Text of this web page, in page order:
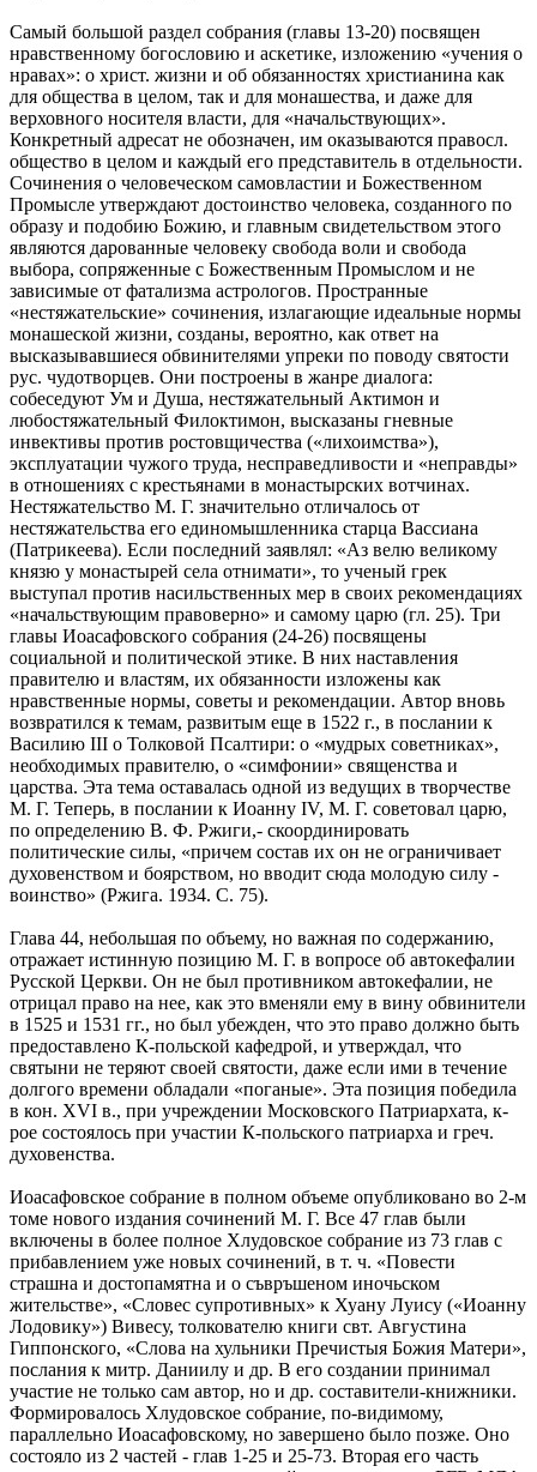
Самый большой раздел собрания (главы 13-20) посвящен
нравственному богословию и аскетике, изложению «учения о
нравах»: о христ. жизни и об обязанностях христианина как
для общества в целом, так и для монашества, и даже для
верховного носителя власти, для «начальствующих».
Конкретный адресат не обозначен, им оказываются правосл.
общество в целом и каждый его представитель в отдельности.
Сочинения о человеческом самовластии и Божественном
Промысле утверждают достоинство человека, созданного по
образу и подобию Божию, и главным свидетельством этого
являются дарованные человеку свобода воли и свобода
выбора, сопряженные с Божественным Промыслом и не
зависимые от фатализма астрологов. Пространные
«нестяжательские» сочинения, излагающие идеальные нормы
монашеской жизни, созданы, вероятно, как ответ на
высказывавшиеся обвинителями упреки по поводу святости
рус. чудотворцев. Они построены в жанре диалога:
собеседуют Ум и Душа, нестяжательный Актимон и
любостяжательный Филоктимон, высказаны гневные
инвективы против ростовщичества («лихоимства»),
эксплуатации чужого труда, несправедливости и «неправды»
в отношениях с крестьянами в монастырских вотчинах.
Нестяжательство М. Г. значительно отличалось от
нестяжательства его единомышленника старца Вассиана
(Патрикеева). Если последний заявлял: «Аз велю великому
князю у монастырей села отнимати», то ученый грек
выступал против насильственных мер в своих рекомендациях
«начальствующим правоверно» и самому царю (гл. 25). Три
главы Иоасафовского собрания (24-26) посвящены
социальной и политической этике. В них наставления
правителю и властям, их обязанности изложены как
нравственные нормы, советы и рекомендации. Автор вновь
возвратился к темам, развитым еще в 1522 г., в послании к
Василию III о Толковой Псалтири: о «мудрых советниках»,
необходимых правителю, о «симфонии» священства и
царства. Эта тема оставалась одной из ведущих в творчестве
М. Г. Теперь, в послании к Иоанну IV, М. Г. советовал царю,
по определению В. Ф. Ржиги,- скоординировать
политические силы, «причем состав их он не ограничивает
духовенством и боярством, но вводит сюда молодую силу -
воинство» (Ржига. 1934. С. 75).
Глава 44, небольшая по объему, но важная по содержанию,
отражает истинную позицию М. Г. в вопросе об автокефалии
Русской Церкви. Он не был противником автокефалии, не
отрицал право на нее, как это вменяли ему в вину обвинители
в 1525 и 1531 гг., но был убежден, что это право должно быть
предоставлено К-польской кафедрой, и утверждал, что
святыни не теряют своей святости, даже если ими в течение
долгого времени обладали «поганые». Эта позиция победила
в кон. ХVI в., при учреждении Московского Патриархата, к-
рое состоялось при участии К-польского патриарха и греч.
духовенства.
Иоасафовское собрание в полном объеме опубликовано во 2-м
томе нового издания сочинений М. Г. Все 47 глав были
включены в более полное Хлудовское собрание из 73 глав с
прибавлением уже новых сочинений, в т. ч. «Повести
страшна и достопамятна и о съвръшеном иночьском
жительстве», «Словес супротивных» к Хуану Луису («Иоанну
Лодовику») Вивесу, толкователю книги свт. Августина
Гиппонского, «Слова на хульники Пречистыя Божия Матери»,
послания к митр. Даниилу и др. В его создании принимал
участие не только сам автор, но и др. составители-книжники.
Формировалось Хлудовское собрание, по-видимому,
параллельно Иоасафовскому, но завершено было позже. Оно
состояло из 2 частей - глав 1-25 и 25-73. Вторая его часть